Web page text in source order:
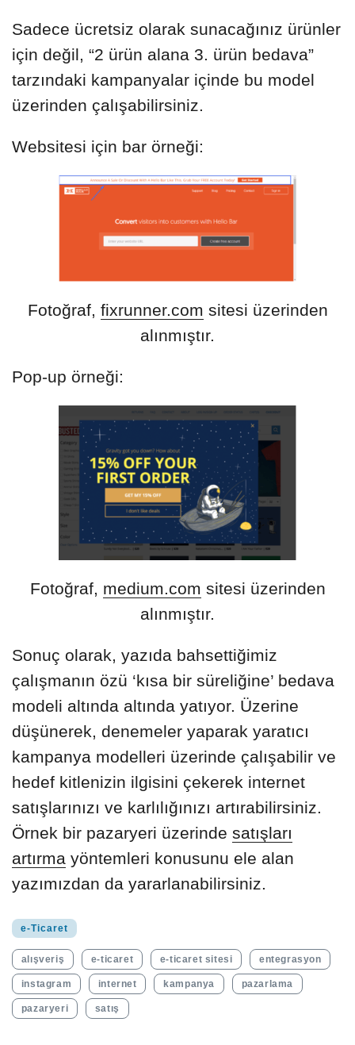
Sadece ücretsiz olarak sunacağınız ürünler
için değil, “2 ürün alana 3. ürün bedava”
tarzındaki kampanyalar içinde bu model
üzerinden çalışabilirsiniz.
Websitesi için bar örneği:
Fotoğraf, fixrunner.com sitesi üzerinden
alınmıştır.
Pop-up örneği:
Fotoğraf, medium.com sitesi üzerinden
alınmıştır.
Sonuç olarak, yazıda bahsettiğimiz
çalışmanın özü ‘kısa bir süreliğine’ bedava
modeli altında altında yatıyor. Üzerine
düşünerek, denemeler yaparak yaratıcı
kampanya modelleri üzerinde çalışabilir ve
hedef kitlenizin ilgisini çekerek internet
satışlarınızı ve karlılığınızı artırabilirsiniz.
Örnek bir pazaryeri üzerinde satışları
artırma yöntemleri konusunu ele alan
yazımızdan da yararlanabilirsiniz.
e-Ticaret
alışveriş e-ticaret e-ticaret sitesi entegrasyon
instagram internet kampanya pazarlama
pazaryeri satış